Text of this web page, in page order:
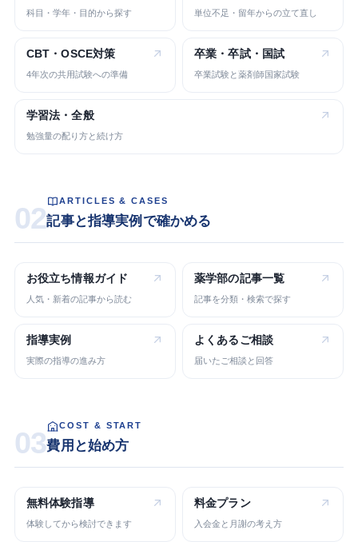
科目・学年・目的から探す 単位不足・留年からの立て直し
CBT・OSCE対策
4年次の共用試験への準備
卒業・卒試・ 国試
卒業試験と薬剤師国家試験
学習法・全般
勉強量の配り方と続け方
02
ARTICLES & CASES
記事と指導実例で確かめる
お役立ち情報ガイド
人気・新着の記事から読む
薬学部の記事一覧
記事を分類・検索で探す
指導実例
実際の指導の進み方
よくある ご相談
届いたご相談と回答
03
COST & START
費用と始め方
無料体験指導
体験してから検討できます
料金プラン
入会金と月謝の考え方